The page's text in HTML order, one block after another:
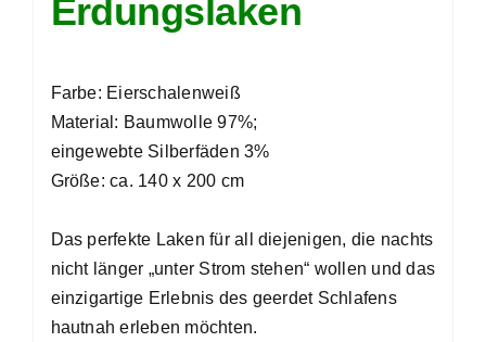
Erdungslaken
Farbe: Eierschalenweiß
Material: Baumwolle 97%;
eingewebte Silberfäden 3%
Größe: ca. 140 x 200 cm
Das perfekte Lakenfür all diejenigen, die nachts
nicht länger „unter Strom stehen“ wollen und das
einzigartige Erlebnis des geerdet Schlafens
hautnah erleben möchten.